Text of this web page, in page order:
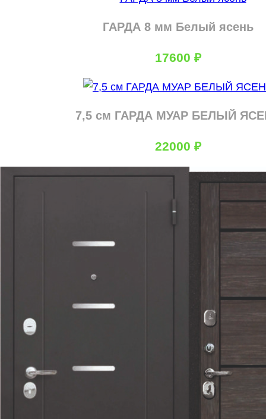
ГАРДА 8 мм Белый ясень
17600 ₽
7,5 см ГАРДА МУАР БЕЛЫЙ
22000 ₽